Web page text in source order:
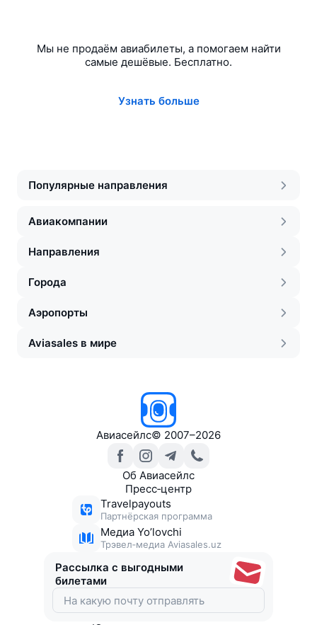
Мы не продаём авиабилеты, а помогаем найти
самые дешёвые. Бесплатно.
Узнать больше
Популярные направления
Авиакомпании
Направления
Города
Аэропорты
Aviasales в мире
Авиасейлс© 2007–2026
Об Авиасейлс
Пресс‑центр
Travelpayouts
Партнёрская программа
Медиа Yo’lovchi
Трэвел‑медиа Aviasales.uz
Рассылка с выгодными
билетами